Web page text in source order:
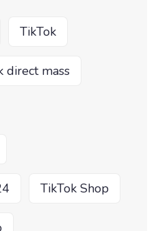
TikTok
direct mass
TikTok Shop